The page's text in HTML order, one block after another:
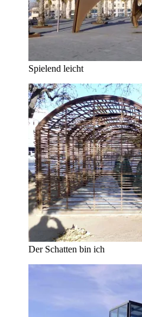
Spielend leicht
Der Schatten bin ich